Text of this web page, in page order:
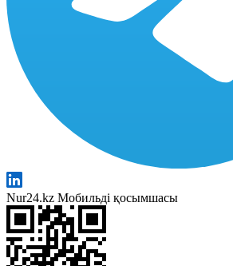
Nur24.kz Мобильді қосымшасы